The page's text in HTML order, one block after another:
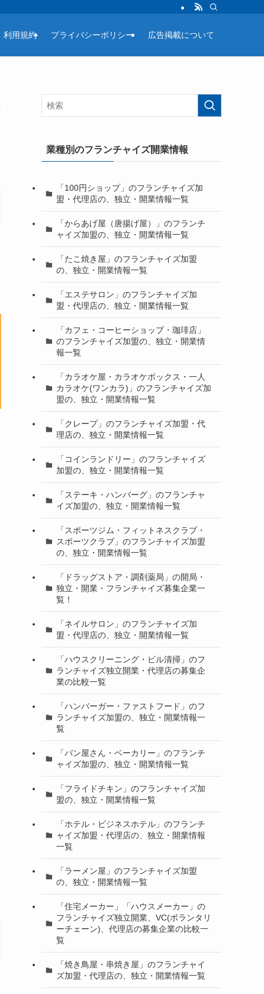
利用規約 プライバシーポリシー 広告掲載について
業種別のフランチャイズ開業情報
「100円ショップ」のフランチャイズ加
盟・代理店の、独立・開業情報一覧
「からあげ屋（唐揚げ屋）」のフランチ
ャイズ加盟の、独立・開業情報一覧
「たこ焼き屋」のフランチャイズ加盟
の、独立・開業情報一覧
「エステサロン」のフランチャイズ加
盟・代理店の、独立・開業情報一覧
「カフェ・コーヒーショップ・珈琲店」
のフランチャイズ加盟の、独立・開業情
報一覧
「カラオケ屋・カラオケボックス・一人
カラオケ(ワンカラ)」のフランチャイズ加
盟の、独立・開業情報一覧
「クレープ」のフランチャイズ加盟・代
理店の、独立・開業情報一覧
「コインランドリー」のフランチャイズ
加盟の、独立・開業情報一覧
「ステーキ・ハンバーグ」のフランチャ
イズ加盟の、独立・開業情報一覧
「スポーツジム・フィットネスクラブ・
スポーツクラブ」のフランチャイズ加盟
の、独立・開業情報一覧
「ドラッグストア・調剤薬局」の開局・
独立・開業・フランチャイズ募集企業一
覧！
「ネイルサロン」のフランチャイズ加
盟・代理店の、独立・開業情報一覧
「ハウスクリーニング・ビル清掃」のフ
ランチャイズ独立開業・代理店の募集企
業の比較一覧
「ハンバーガー・ファストフード」のフ
ランチャイズ加盟の、独立・開業情報一
覧
「パン屋さん・ベーカリー」のフランチ
ャイズ加盟の、独立・開業情報一覧
「フライドチキン」のフランチャイズ加
盟の、独立・開業情報一覧
「ホテル・ビジネスホテル」のフランチ
ャイズ加盟・代理店の、独立・開業情報
一覧
「ラーメン屋」のフランチャイズ加盟
の、独立・開業情報一覧
「住宅メーカー」「ハウスメーカー」の
フランチャイズ独立開業、VC(ボランタリ
ーチェーン)、代理店の募集企業の比較一
覧
「焼き鳥屋・串焼き屋」のフランチャイ
ズ加盟・代理店の、独立・開業情報一覧